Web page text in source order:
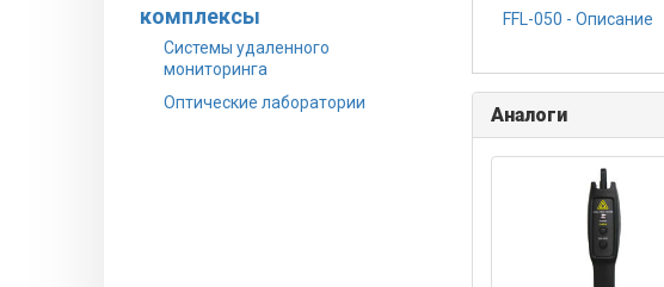
комплексы
Системы удаленного
мониторинга
Оптические лаборатории
FFL-050 - Описание
Аналоги